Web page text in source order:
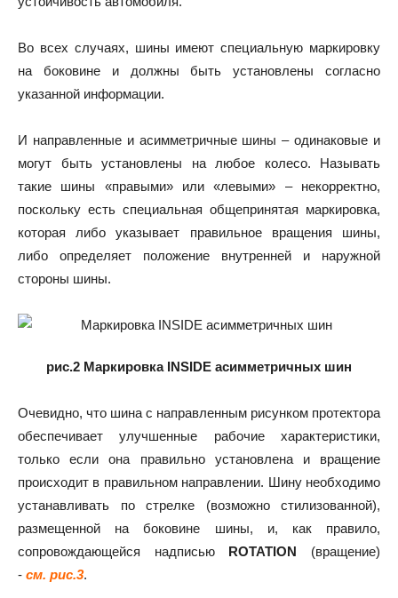
Во всех случаях, шины имеют специальную маркировку
на боковине и должны быть установлены согласно
указанной информации.
И направленные и асимметричные шины – одинаковые и
могут быть установлены на любое колесо. Называть
такие шины «правыми» или «левыми» – некорректно,
поскольку есть специальная общепринятая маркировка,
которая либо указывает правильное вращения шины,
либо определяет положение внутренней и наружной
стороны шины.
рис.2 Маркировка INSIDE асимметричных шин
Очевидно, что шина с направленным рисунком протектора
обеспечивает улучшенные рабочие характеристики,
только если она правильно установлена и вращение
происходит в правильном направлении. Шину необходимо
устанавливать по стрелке (возможно стилизованной),
размещенной на боковине шины, и, как правило,
сопровождающейся надписью ROTATION (вращение)
- см. рис.3.